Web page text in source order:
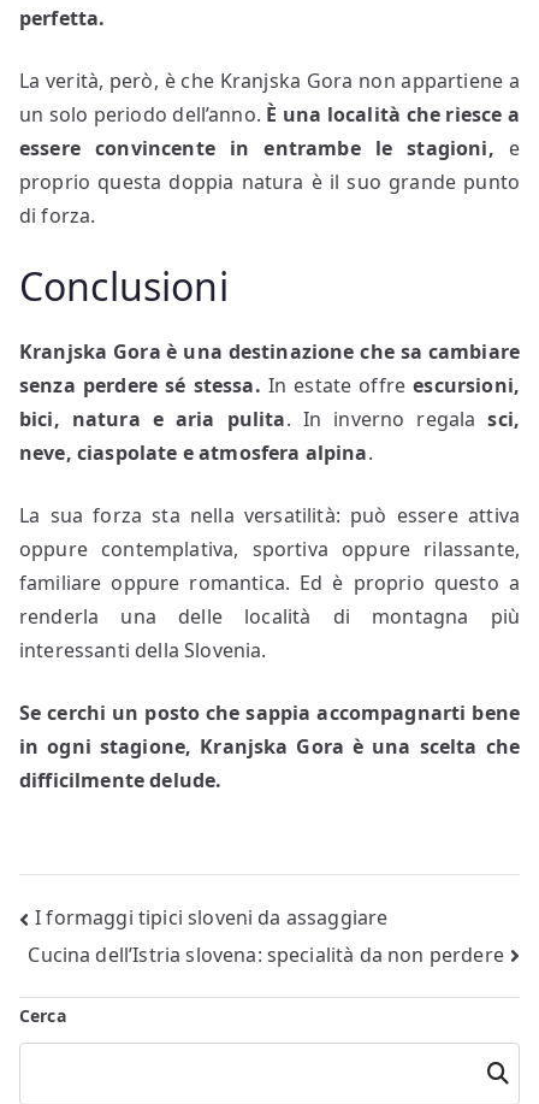
perfetta.
La verità, però, è che Kranjska Gora non appartiene a
un solo periodo dell’anno. È una località che riesce a
essere convincente in entrambe le stagioni, e
proprio questa doppia natura è il suo grande punto
di forza.
Conclusioni
Kranjska Gora è una destinazione che sa cambiare
senza perdere sé stessa. In estate offreescursioni,
bici, natura e aria pulita. In inverno regalasci,
neve, ciaspolate e atmosfera alpina.
La sua forza sta nella versatilità: può essere attiva
oppure contemplativa, sportiva oppure rilassante,
familiare oppure romantica. Ed è proprio questo a
renderla una delle località di montagna più
interessanti della Slovenia.
Se cerchi un posto che sappia accompagnarti bene
in ogni stagione, Kranjska Gora è una scelta che
difficilmente delude.
Navigazione
articoli
I formaggi tipici sloveni da assaggiare
Cucina dell’Istria slovena: specialità da non perdere
Cerca
Cerca